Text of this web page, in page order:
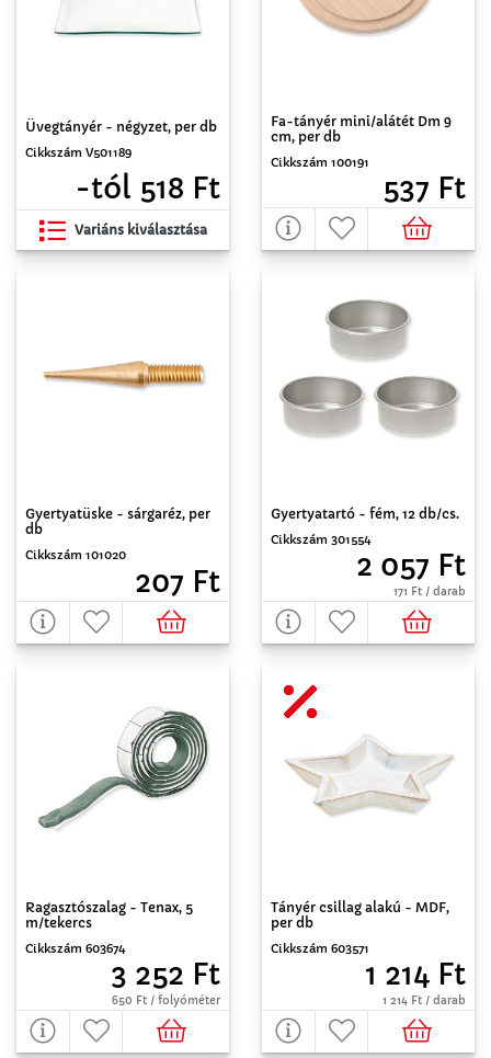
Üvegtányér - négyzet, per db
Cikkszám V501189
-tól 518 Ft
Variáns kiválasztása
Fa-tányér mini/alátét Dm 9
cm, per db
Cikkszám 100191
537 Ft
Gyertyatüske - sárgaréz, per
db
Cikkszám 101020
207 Ft
Gyertyatartó - fém, 12 db/cs.
Cikkszám 301554
2 057 Ft
171 Ft / darab
Ragasztószalag - Tenax, 5
m/tekercs
Cikkszám 603674
3 252 Ft
650 Ft / folyóméter
Tányér csillag alakú - MDF,
per db
Cikkszám 603571
1 214 Ft
1 214 Ft / darab